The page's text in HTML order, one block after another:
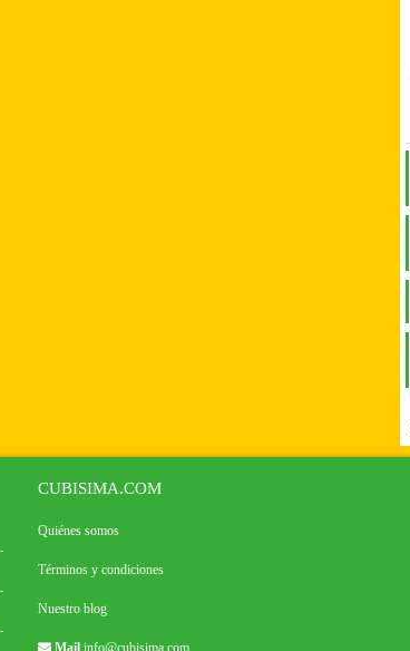
CUBISIMA.COM
Quiénes somos
Términos y condiciones
Nuestro blog
Mail info@cubisima.com